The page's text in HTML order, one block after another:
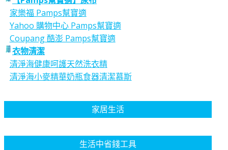
家樂福 Pamps幫寶適
Yahoo 購物中心 Pamps幫寶適
Coupang 酷澎 Pamps幫寶適
衣物清潔
清淨海健康呵護天然洗衣精
清淨海小麥精華奶瓶食器清潔慕斯
家居生活
生活中省錢工具